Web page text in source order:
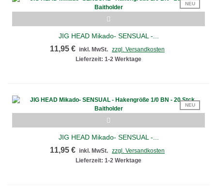
NEU
JIG HEAD Mikado- SENSUAL -...
11,95 € inkl. MwSt. zzgl. Versandkosten
Lieferzeit: 1-2 Werktage
NEU
JIG HEAD Mikado- SENSUAL -...
11,95 € inkl. MwSt. zzgl. Versandkosten
Lieferzeit: 1-2 Werktage